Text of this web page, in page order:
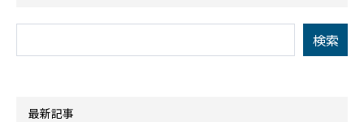
最新記事